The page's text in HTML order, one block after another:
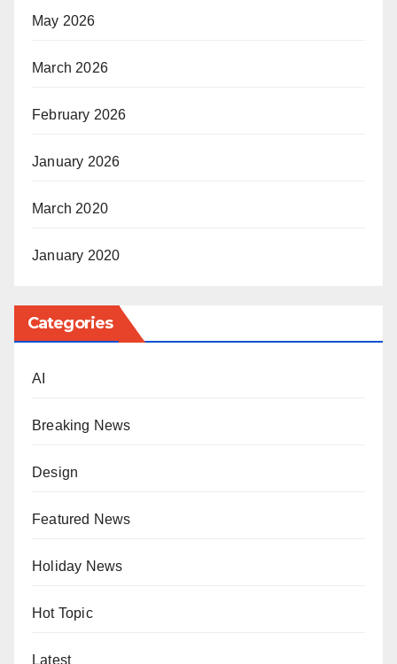
May 2026
March 2026
February 2026
January 2026
March 2020
January 2020
Categories
AI
Breaking News
Design
Featured News
Holiday News
Hot Topic
Latest